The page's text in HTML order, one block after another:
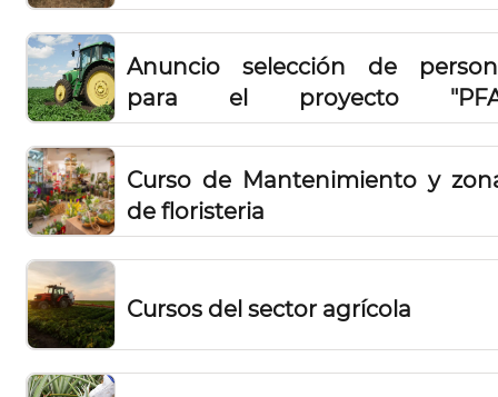
año 2023
Anuncio selección de
para el proyecto
Agroganadería El Hierro"
Curso de Mantenimiento y
de floristeria
Cursos del sector agrícola